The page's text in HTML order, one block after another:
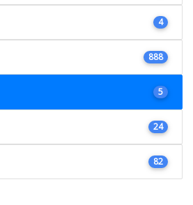
4
888
5
24
82